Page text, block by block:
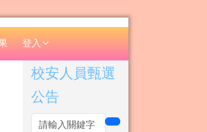
登入
右邊區域內容
校安人員甄選
公告
search